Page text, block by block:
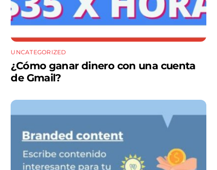
UNCATEGORIZED
¿Cómo ganar dinero con una cuenta
de Gmail?